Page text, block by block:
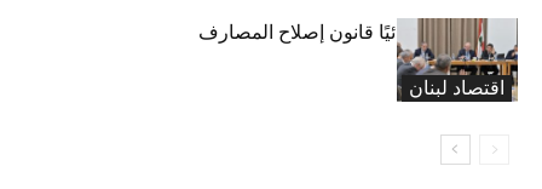
اقتصاد لبنان
“المال” تنجز نهائيًا قانون إصلاح المصارف